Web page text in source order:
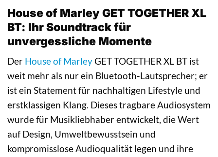
House of Marley GET TOGETHER XL
BT: Ihr Soundtrack für
unvergessliche Momente
Der House of MarleyGET TOGETHER XL BT ist
weit mehr als nur ein Bluetooth-Lautsprecher; er
ist ein Statement für nachhaltigen Lifestyle und
erstklassigen Klang. Dieses tragbare Audiosystem
wurde für Musikliebhaber entwickelt, die Wert
auf Design, Umweltbewusstsein und
kompromisslose Audioqualität legen und ihre